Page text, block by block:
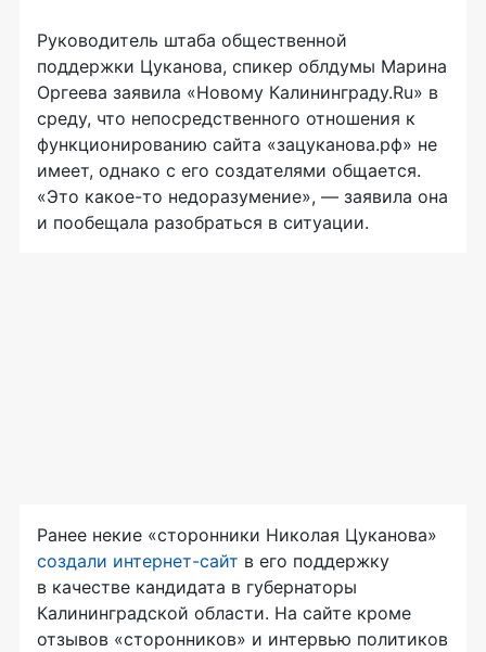
Руководитель штаба общественной
поддержки Цуканова, спикер облдумы Марина
Оргеева заявила «Новому Калининграду.Ru» в
среду, что непосредственного отношения к
функционированию сайта «зацуканова.рф» не
имеет, однако с его создателями общается.
«Это какое-то недоразумение», — заявила она
и пообещала разобраться в ситуации.
Ранее некие «сторонники Николая Цуканова»
создали интернет-сайт в его поддержку
в качестве кандидата в губернаторы
Калининградской области. На сайте кроме
отзывов «сторонников» и интервью политиков